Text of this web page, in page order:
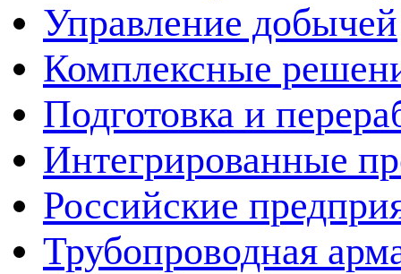
Управление добычей
Комплексные
Подготовка и
Интегрированные
Российские
Трубопроводная